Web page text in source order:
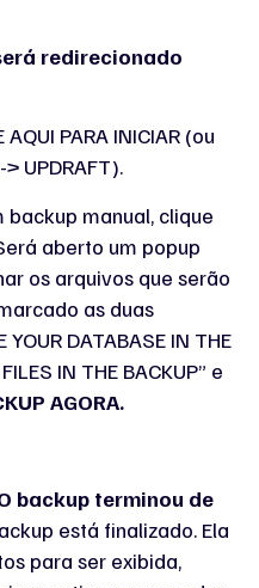
redirecionado
PARA INICIAR (ou
UPDRAFT).
backup manual, clique
aberto um popup
os arquivos que serão
as duas
DATABASE IN THE
IN THE BACKUP” e
AGORA.
backup terminou de
está finalizado. Ela
para ser exibida,